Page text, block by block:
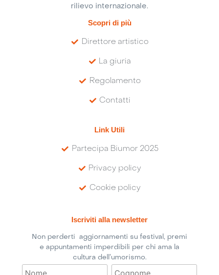
rilievo internazionale.
Scopri di più
Direttore artistico
La giuria
Regolamento
Contatti
Link Utili
Partecipa Biumor 2025
Privacy policy
Cookie policy
Iscriviti alla newsletter
Non perderti aggiornamenti su festival, premi
e appuntamenti imperdibili per chi ama la
cultura dell’umorismo.